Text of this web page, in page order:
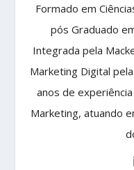
Formado em
pós Graduado
Integrada pela
Marketing Digital
anos de
Marketing, atuando